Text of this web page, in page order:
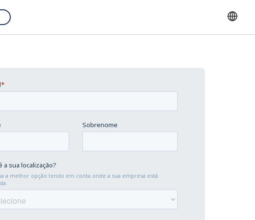
English
Portuguese